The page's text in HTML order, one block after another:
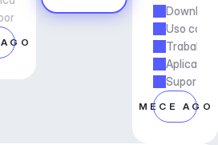
ao gerente de conta
Uso
Trabalho
Suporte
COMECE